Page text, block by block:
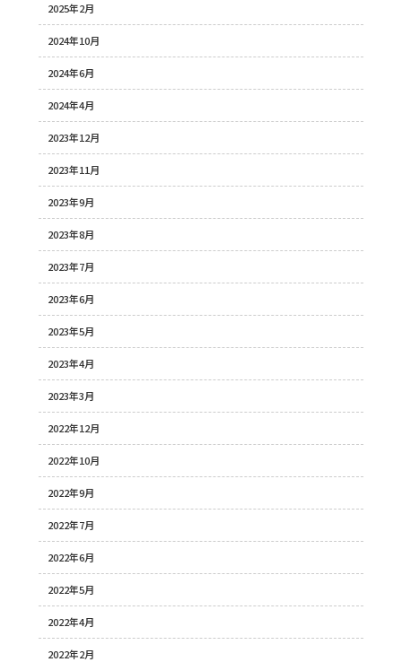
2025年2月
2024年10月
2024年6月
2024年4月
2023年12月
2023年11月
2023年9月
2023年8月
2023年7月
2023年6月
2023年5月
2023年4月
2023年3月
2022年12月
2022年10月
2022年9月
2022年7月
2022年6月
2022年5月
2022年4月
2022年2月